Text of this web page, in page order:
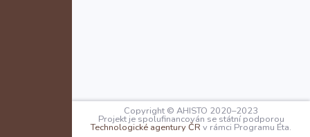
Copyright © AHISTO 2020–2023
Projekt je spolufinancován se státní podporou
Technologické agentury ČR v rámci Programu Éta.